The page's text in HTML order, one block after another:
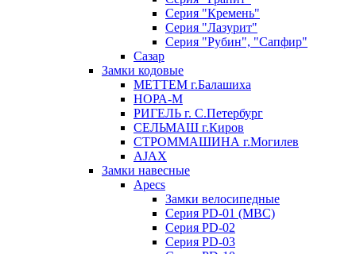
Серия "Кремень"
Серия "Лазурит"
Серия "Рубин", "Сапфир"
Сазар
Замки кодовые
МЕТТЕМ г.Балашиха
НОРА-М
РИГЕЛЬ г. С.Петербург
СЕЛЬМАШ г.Киров
СТРОММАШИНА г.Могилев
AJAX
Замки навесные
Apecs
Замки велосипедные
Серия PD-01 (МВС)
Серия PD-02
Серия PD-03